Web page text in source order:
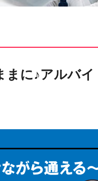
に♪アルバ